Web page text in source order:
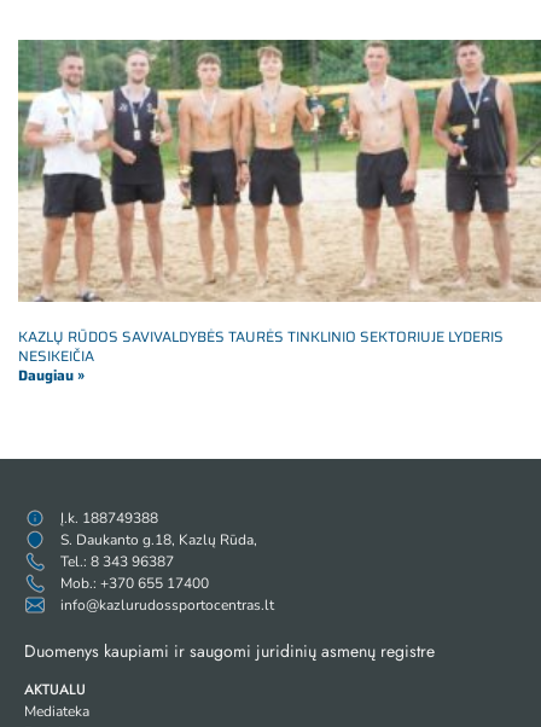
KAZLŲ RŪDOS SAVIVALDYBĖS TAURĖS TINKLINIO SEKTORIUJE LYDERIS
NESIKEIČIA
Daugiau »
Į.k. 188749388
S. Daukanto g.18, Kazlų Rūda,
Tel.: 8 343 96387
Mob.: +370 655 17400
info@kazlurudossportocentras.lt
Duomenys kaupiami ir saugomi juridinių asmenų registre
AKTUALU
Mediateka